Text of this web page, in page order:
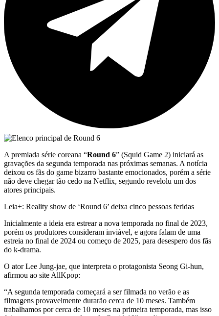
A premiada série coreana “Round 6” (Squid Game 2) iniciará as
gravações da segunda temporada nas próximas semanas. A notícia
deixou os fãs do game bizarro bastante emocionados, porém a série
não deve chegar tão cedo na Netflix, segundo revelolu um dos
atores principais.
Leia+: Reality show de ‘Round 6’ deixa cinco pessoas feridas
Inicialmente a ideia era estrear a nova temporada no final de 2023,
porém os produtores consideram inviável, e agora falam de uma
estreia no final de 2024 ou começo de 2025, para desespero dos fãs
do k-drama.
O ator Lee Jung-jae, que interpreta o protagonista Seong Gi-hun,
afirmou ao site AllKpop:
“A segunda temporada começará a ser filmada no verão e as
filmagens provavelmente durarão cerca de 10 meses. Também
trabalhamos por cerca de 10 meses na primeira temporada, mas isso